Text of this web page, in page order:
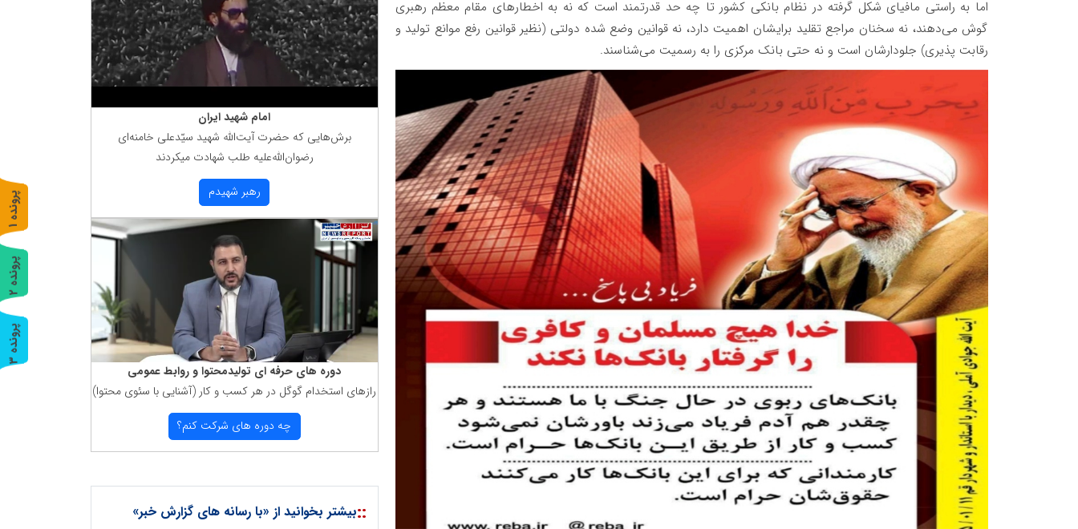
اما به راستی مافیای شکل گرفته در نظام بانکی کشور تا چه حد قدرتمند است که نه به اخطار‌های مقام معظم رهبری
گوش می‌دهند، نه سخنان مراجع تقلید برایشان اهمیت دارد، نه قوانین وضع شده دولتی (نظیر قوانین رفع موانع تولید و
رقابت پذیری) جلودارشان است و نه حتی بانک مرکزی را به رسمیت می‌شناسند.
امام شهید ایران
برش‌هایی كه حضرت آیت‌الله شهید سیّدعلی خامنه‌ای
رضوان‌الله‌علیه طلب شهادت میكردند
رهبر شهیدم
دوره های حرفه ای تولیدمحتوا و روابط عمومی
رازهای استخدام گوگل در هر كسب و كار (آشنایی با سئوی محتوا)
چه دوره های شركت كنم؟
::بیشتر بخوانید از «با رسانه های گزارش خبر»
پ
ر
و
ن
د
ه
1
پ
ر
و
ن
د
ه
2
پ
ر
و
ن
د
ه
3